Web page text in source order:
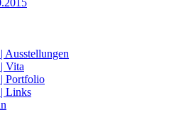
Ausstellungen
Vita
Portfolio
Links